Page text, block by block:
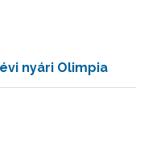
nyári Olimpia